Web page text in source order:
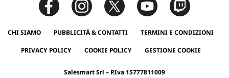
CHI SIAMO PUBBLICITÀ & CONTATTI TERMINI E CONDIZIONI
PRIVACY POLICY COOKIE POLICY GESTIONE COOKIE
Salesmart Srl – P.Iva 15777811009